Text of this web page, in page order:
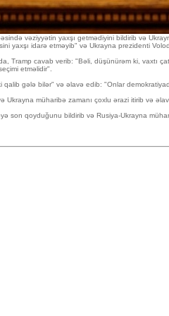
vəziyyətin yaxşı getmədiyini bildirib və
yaxşı idarə etməyib" və Ukrayna prezidenti
Tramp cavab verib: "Bəli, düşünürəm ki, vaxtı
etməlidir".
gələ bilər" və əlavə edib: "Onlar
Ukrayna müharibə zamanı çoxlu ərazi itirib və
son qoyduğunu bildirib və Rusiya-Ukrayna